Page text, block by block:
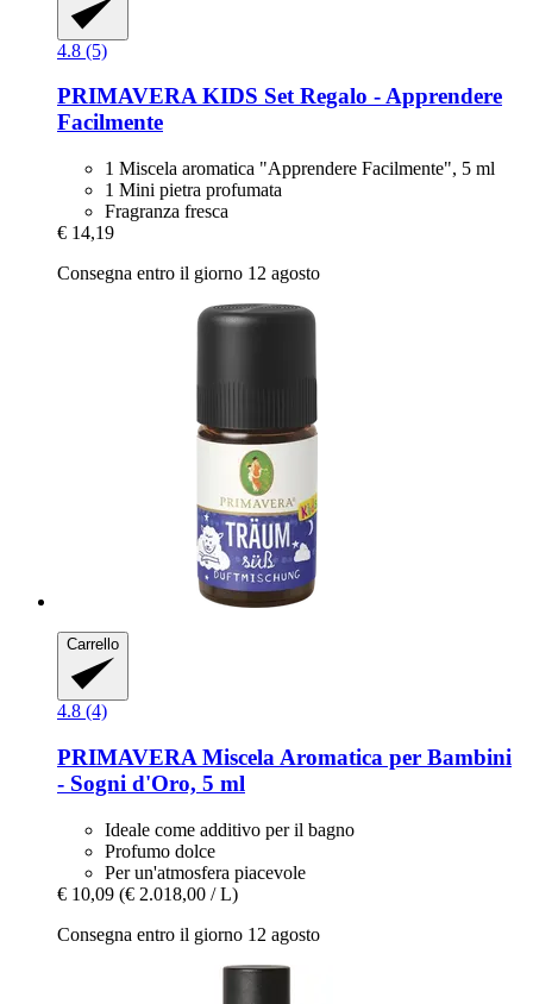
4.8 (5)
PRIMAVERAKIDS Set Regalo -​ Apprendere
Facilmente
1 Miscela aromatica "Apprendere Facilmente", 5 ml
1 Mini pietra profumata
Fragranza fresca
€ 14,19
Consegna entro il giorno 12 agosto
Carrello
4.8 (4)
PRIMAVERA Miscela Aromatica per Bambini
-​ Sogni d'Oro, 5 ml
Ideale come additivo per il bagno
Profumo dolce
Per un'atmosfera piacevole
€ 10,09 (€ 2.018,00 / L)
Consegna entro il giorno 12 agosto